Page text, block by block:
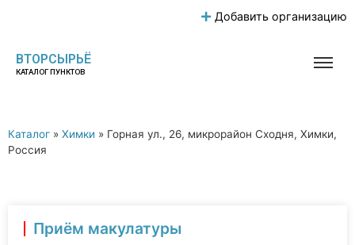
Добавить организацию
ВТОРСЫРЬЁ
КАТАЛОГ ПУНКТОВ
Каталог » Химки » Горная ул., 26, микрорайон Сходня, Химки,
Россия
Приём макулатуры